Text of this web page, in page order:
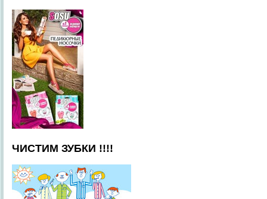
ЧИСТИМ ЗУБКИ !!!!